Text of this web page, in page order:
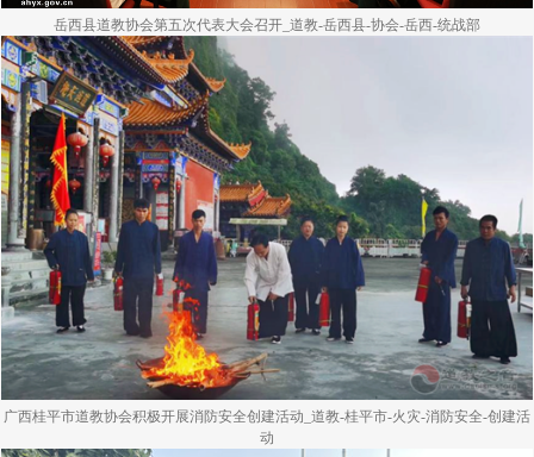
岳西县道教协会第五次代表大会召开_道教-岳西县-协会-岳西-统战部
广西桂平市道教协会积极开展消防安全创建活动_道教-桂平市-火灾-消防安全-创建活
动